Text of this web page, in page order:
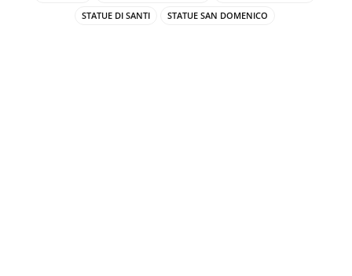
STATUE DI SANTI
STATUE SAN DOMENICO